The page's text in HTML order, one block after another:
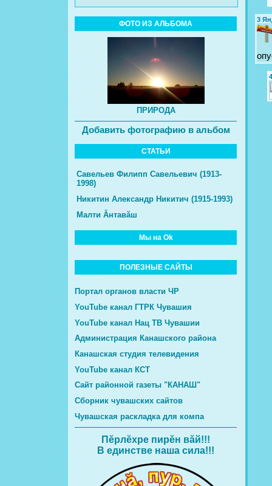
ФОТО ИЗ АЛЬБОМА
ПРИРОДА
Добавить фотографию в альбом
СТАТЬИ
Савельев Филипп Савельевич (1913-
1998)
Никитин Александр Никитич (1915-1993)
Малти Ăнтавăш
Мы на Ok
ПОЛЕЗНЫЕ САЙТЫ
Портал органов власти ЧР
YouTube канал ГТРК Чувашия
YouTube канал Нац ТВ Чувашии
Администрация Канашского района
Канашская студия телевидения
YouTube канал КСТ
Сайт районной газеты "КАНАШ"
Сборник чувашских сайтов
Чувашская раскладка для компа
Пĕрлĕхре пирĕн вăй!!!
В единстве наша сила!!!
3
4